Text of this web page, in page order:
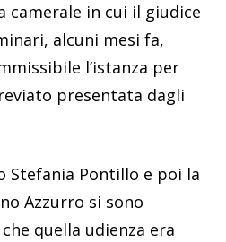
camerale in cui il giudice
alcuni mesi fa,
l’istanza per
presentata dagli
Stefania Pontillo e poi la
Azzurro si sono
quella udienza era